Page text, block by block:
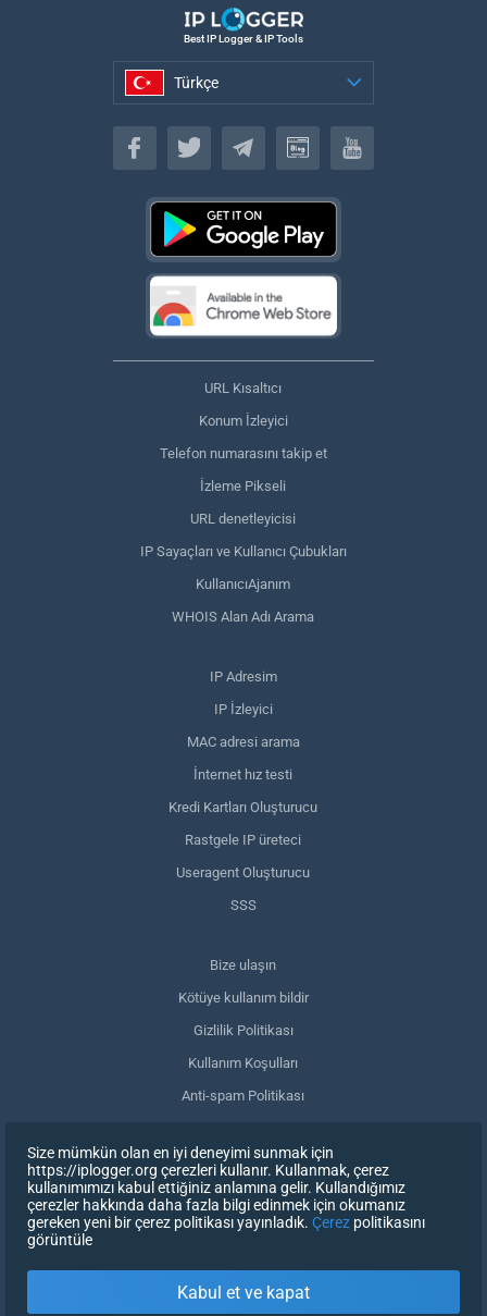
Best IP Logger & IP Tools
Türkçe
Türkçe
URL Kısaltıcı
Konum İzleyici
Telefon numarasını takip et
İzleme Pikseli
URL denetleyicisi
IP Sayaçları ve Kullanıcı Çubukları
KullanıcıAjanım
WHOIS Alan Adı Arama
IP Adresim
IP İzleyici
MAC adresi arama
İnternet hız testi
Kredi Kartları Oluşturucu
Rastgele IP üreteci
Useragent Oluşturucu
SSS
Bize ulaşın
Kötüye kullanım bildir
Gizlilik Politikası
Kullanım Koşulları
Anti-spam Politikası
Verilerimi sil
Onayınızı geri çekin
Size mümkün olan en iyi deneyimi sunmak için
https://iplogger.org çerezleri kullanır. Kullanmak, çerez
kullanımımızı kabul ettiğiniz anlamına gelir. Kullandığımız
çerezler hakkında daha fazla bilgi edinmek için okumanız
gereken yeni bir çerez politikası yayınladık. Çerez politikasını
görüntüle
Kabul et ve kapat